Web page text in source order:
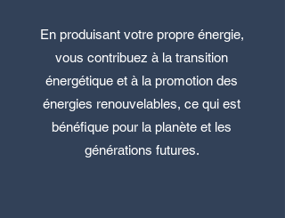
En produisant votre propre énergie,
vous contribuez à la transition
énergétique et à la promotion des
énergies renouvelables, ce qui est
bénéfique pour la planète et les
générations futures.